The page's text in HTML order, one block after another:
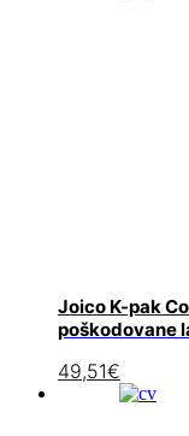
Joico K-pak
poškodovane
49,51€